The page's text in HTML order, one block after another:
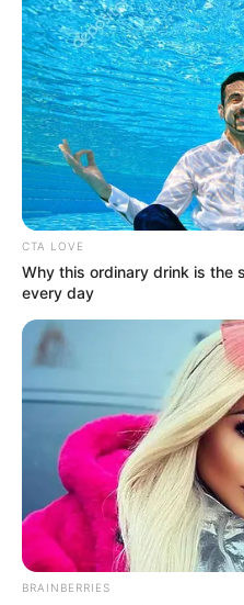
БЕЗ РУБРИКИ
«У нас не
засідання над
розірвало
СІЧ 17, 2026
CTA LOVE
Why this ordinary drink is the
every day
BRAINBERRIES